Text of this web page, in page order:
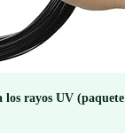
los rayos UV